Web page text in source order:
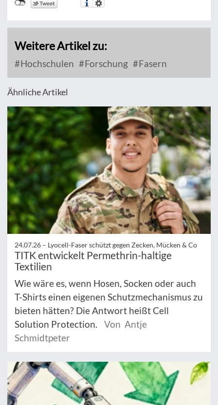
Weitere Artikel zu:
Hochschulen Forschung Fasern
Ähnliche Artikel
24.07.26 – Lyocell-Faser schützt gegen Zecken, Mücken & Co
TITK entwickelt Permethrin-haltige
Textilien
Wie wäre es, wenn Hosen, Socken oder auch
T-Shirts einen eigenen Schutzmechanismus zu
bieten hätten? Die Antwort heißt Cell
Solution Protection.
Von Antje
Schmidtpeter